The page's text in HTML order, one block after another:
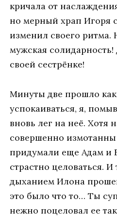
кричала от
но мерный храп Игоря
изменил своего ритма.
мужская
своей сестрёнке!
Минуты две прошло
успокаиваться, я,
вновь лег на неё. Хотя
совершенно
придумали еще Адам и
страстно целоваться.
дыханием Илона
это было что то… Ты
нежно поцеловал ее